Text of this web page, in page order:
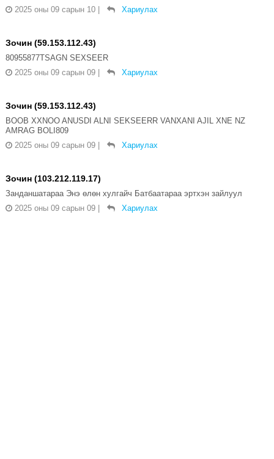
2025 оны 09 сарын 10
Хариулах
Зочин (59.153.112.43)
80955877TSAGN SEXSEER
2025 оны 09 сарын 09
Хариулах
Зочин (59.153.112.43)
BOOB XXNOO ANUSDI ALNI SEKSEERR VANXANI AJIL XNE NZ
AMRAG BOLI809
2025 оны 09 сарын 09
Хариулах
Зочин (103.212.119.17)
Занданшатараа Энэ өлөн хулгайч Батбаатараа эртхэн зайлуул
2025 оны 09 сарын 09
Хариулах